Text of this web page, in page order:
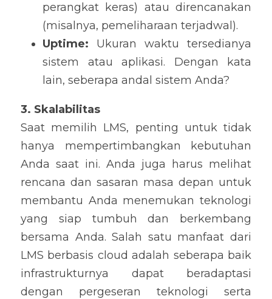
perangkat keras) atau direncanakan
(misalnya, pemeliharaan terjadwal).
Uptime: Ukuran waktu tersedianya
sistem atau aplikasi. Dengan kata
lain, seberapa andal sistem Anda?
3. Skalabilitas
Saat memilih LMS, penting untuk tidak
hanya mempertimbangkan kebutuhan
Anda saat ini. Anda juga harus melihat
rencana dan sasaran masa depan untuk
membantu Anda menemukan teknologi
yang siap tumbuh dan berkembang
bersama Anda. Salah satu manfaat dari
LMS berbasis cloud adalah seberapa baik
infrastrukturnya dapat beradaptasi
dengan pergeseran teknologi serta